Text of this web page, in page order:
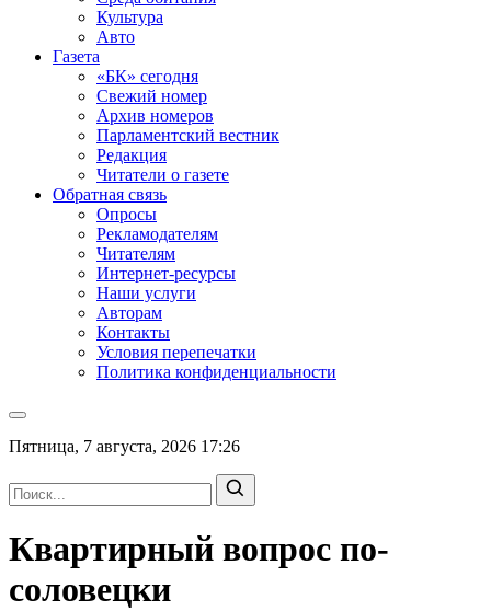
Культура
Авто
Газета
«БК» сегодня
Свежий номер
Архив номеров
Парламентский вестник
Редакция
Читатели о газете
Обратная связь
Опросы
Рекламодателям
Читателям
Интернет-ресурсы
Наши услуги
Авторам
Контакты
Условия перепечатки
Политика конфиденциальности
Пятница, 7 августа, 2026 17:26
Квартирный вопрос по-
соловецки